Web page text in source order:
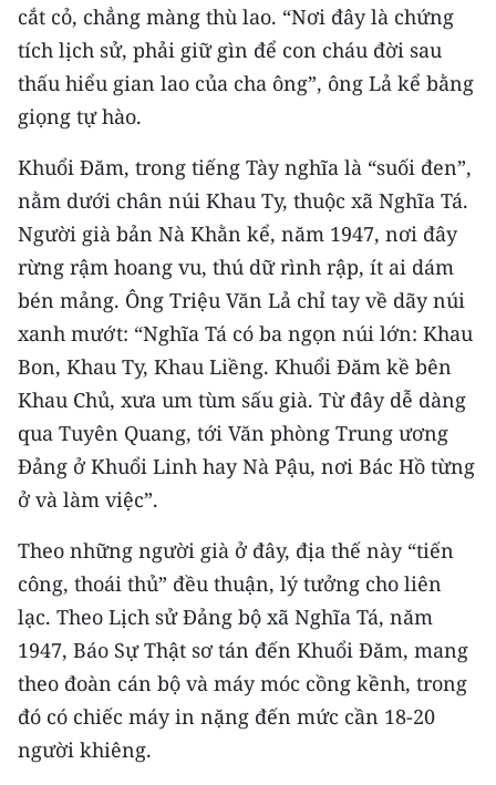
Media Y tế
Media Khoa học - Công nghệ
Media Môi trường
Ảnh
Infographic
TIN MỚI
TIN ĐỊA PHƯƠNG
Trung du và miền núi phía Bắc
Đồng bằng sông Hồng
Bắc Trung Bộ
Duyên hải Nam Trung Bộ và Tây
Nguyên
Đông Nam Bộ
Đồng bằng sông Cửu Long
Chuyên trang Hà Nội
cắt cỏ, chẳng màng thù lao. “Nơi đây là chứng
tích lịch sử, phải giữ gìn để con cháu đời sau
thấu hiểu gian lao của cha ông”, ông Lả kể bằng
giọng tự hào.
Khuổi Đăm, trong tiếng Tày nghĩa là “suối đen”,
nằm dưới chân núi Khau Ty, thuộc xã Nghĩa Tá.
Người già bản Nà Khằn kể, năm 1947, nơi đây
rừng rậm hoang vu, thú dữ rình rập, ít ai dám
bén mảng. Ông Triệu Văn Lả chỉ tay về dãy núi
xanh mướt: “Nghĩa Tá có ba ngọn núi lớn: Khau
Bon, Khau Ty, Khau Liềng. Khuổi Đăm kề bên
Khau Chủ, xưa um tùm sấu già. Từ đây dễ dàng
qua Tuyên Quang, tới Văn phòng Trung ương
Đảng ở Khuổi Linh hay Nà Pậu, nơi Bác Hồ từng
ở và làm việc”.
Theo những người già ở đây, địa thế này “tiến
công, thoái thủ” đều thuận, lý tưởng cho liên
lạc. Theo Lịch sử Đảng bộ xã Nghĩa Tá, năm
1947, Báo Sự Thật sơ tán đến Khuổi Đăm, mang
theo đoàn cán bộ và máy móc cồng kềnh, trong
đó có chiếc máy in nặng đến mức cần 18-20
người khiêng.